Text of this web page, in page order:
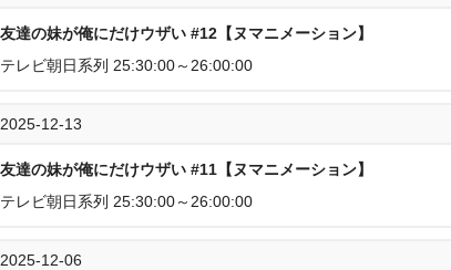
友達の妹が俺にだけウザい #12【ヌマニメーション】
テレビ朝日系列 25:30:00～26:00:00
2025-12-13
友達の妹が俺にだけウザい #11【ヌマニメーション】
テレビ朝日系列 25:30:00～26:00:00
2025-12-06